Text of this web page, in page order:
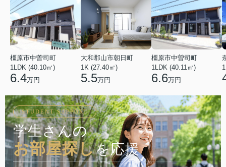
橿原市中曽司町
1LDK (40.10㎡)
6.4万円
大和郡山市朝日町
1K (27.40㎡)
5.5万円
橿原市中曽司町
1LDK (40.11㎡)
6.6万円
STUDENT SUPPORT
学生さんの
お部屋探しを応援